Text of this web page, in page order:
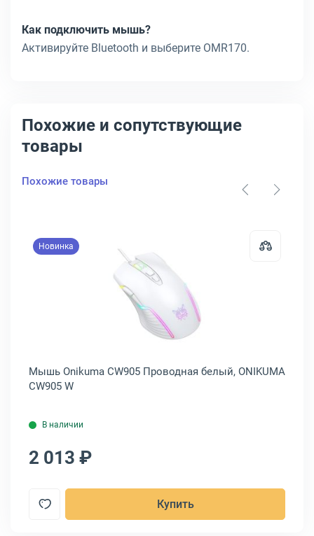
Как подключить мышь?
Активируйте Bluetooth и выберите OMR170.
Похожие и сопутствующие
товары
Похожие товары
Fstyler FB35C Беспроводная белый, FB35C ICY WHITE
Новинка
Открыть товар: Мышь Onikuma
Мышь Onikuma CW905 Проводная белый, ONIKUMA
CW905 W
В наличии
2 013 ₽
Купить